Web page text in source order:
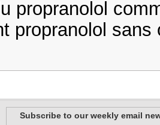
propranolol
propranolol
Subscribe to our weekly email